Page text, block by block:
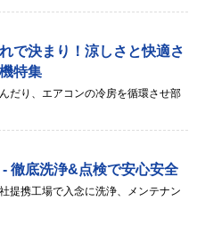
で決まり！涼しさと快適さ
特集
だり、エアコンの冷房を循環させ部
- 徹底洗浄&点検で安心安全
提携工場で入念に洗浄、メンテナン